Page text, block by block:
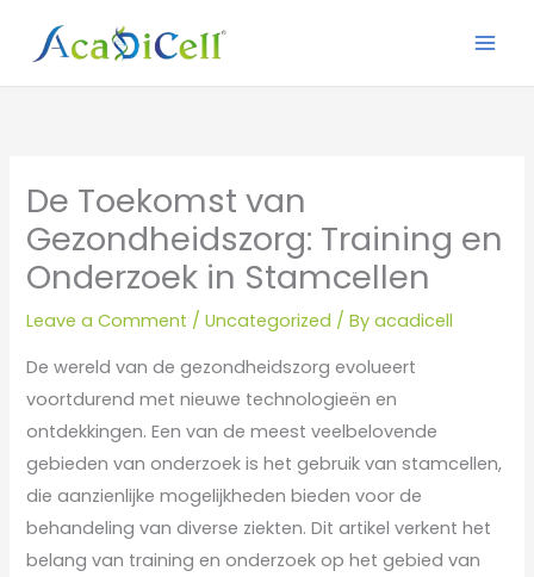
De Toekomst van
Gezondheidszorg: Training en
Onderzoek in Stamcellen
Leave a Comment /Uncategorized / Byacadicell
De wereld van de gezondheidszorg evolueert
voortdurend met nieuwe technologieën en
ontdekkingen. Een van de meest veelbelovende
gebieden van onderzoek is het gebruik van stamcellen,
die aanzienlijke mogelijkheden bieden voor de
behandeling van diverse ziekten. Dit artikel verkent het
belang van training en onderzoek op het gebied van